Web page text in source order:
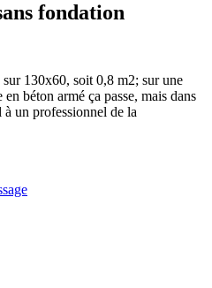
fondation
130x60, soit 0,8 m2; sur une
béton armé ça passe, mais dans
à un professionnel de la